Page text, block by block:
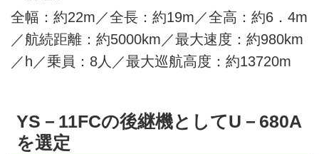
全幅：約22m／全長：約19m／全高：約6．4m
／航続距離：約5000km／最大速度：約980km
／h／乗員：8人／最大巡航高度：約13720m
YS－11FCの後継機としてU－680A
を選定